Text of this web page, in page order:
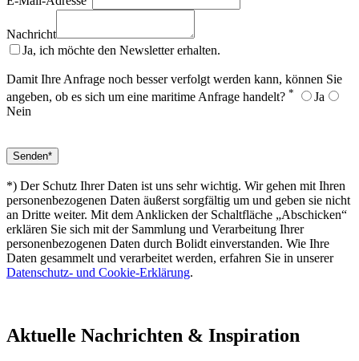
Nachricht
Ja, ich möchte den Newsletter erhalten.
Damit Ihre Anfrage noch besser verfolgt werden kann, können Sie
angeben, ob es sich um eine maritime Anfrage handelt? *
Ja
Nein
*) Der Schutz Ihrer Daten ist uns sehr wichtig. Wir gehen mit Ihren
personenbezogenen Daten äußerst sorgfältig um und geben sie nicht
an Dritte weiter. Mit dem Anklicken der Schaltfläche „Abschicken“
erklären Sie sich mit der Sammlung und Verarbeitung Ihrer
personenbezogenen Daten durch Bolidt einverstanden. Wie Ihre
Daten gesammelt und verarbeitet werden, erfahren Sie in unserer
Datenschutz- und Cookie-Erklärung.
Aktuelle Nachrichten & Inspiration